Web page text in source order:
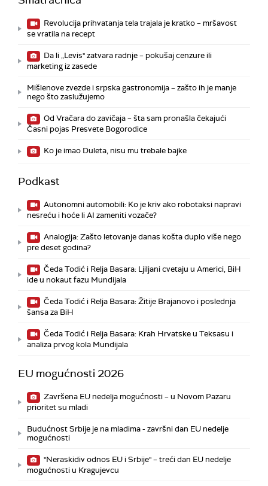
Revolucija prihvatanja tela trajala je kratko – mršavost
se vratila na recept
Da li „Levis" zatvara radnje – pokušaj cenzure ili
marketing iz zasede
Mišlenove zvezde i srpska gastronomija – zašto ih je manje
nego što zaslužujemo
Od Vračara do zavičaja – šta sam pronašla čekajući
Časni pojas Presvete Bogorodice
Ko je imao Duleta, nisu mu trebale bajke
Podkast
Autonomni automobili: Ko je kriv ako robotaksi napravi
nesreću i hoće li AI zameniti vozače?
Analogija: Zašto letovanje danas košta duplo više nego
pre deset godina?
Čeda Todić i Relja Basara: Ljiljani cvetaju u Americi, BiH
ide u nokaut fazu Mundijala
Čeda Todić i Relja Basara: Žitije Brajanovo i poslednja
šansa za BiH
Čeda Todić i Relja Basara: Krah Hrvatske u Teksasu i
analiza prvog kola Mundijala
EU mogućnosti 2026
Završena EU nedelja mogućnosti – u Novom Pazaru
prioritet su mladi
Budućnost Srbije je na mladima - završni dan EU nedelje
mogućnosti
"Neraskidiv odnos EU i Srbije" – treći dan EU nedelje
mogućnosti u Kragujevcu